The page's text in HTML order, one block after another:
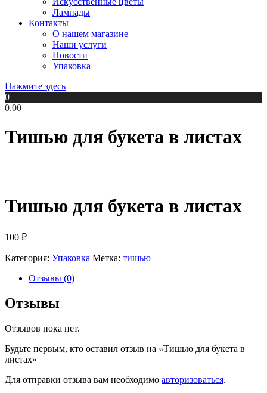
Лампады
Контакты
О нашем магазине
Наши услуги
Новости
Упаковка
Нажмите здесь
0
0.00
Тишью для букета в листах
Тишью для букета в листах
100 ₽
Категория: Упаковка Метка: тишью
Отзывы (0)
Отзывы
Отзывов пока нет.
Будьте первым, кто оставил отзыв на «Тишью для букета в
листах»
Для отправки отзыва вам необходимо авторизоваться.